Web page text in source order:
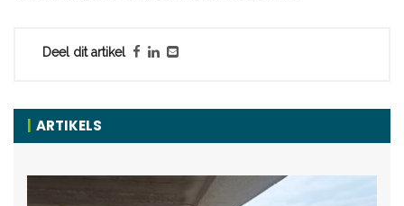
Deel dit artikel
ARTIKELS